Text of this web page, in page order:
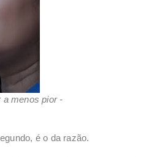
a menos pior -
é o da razão.